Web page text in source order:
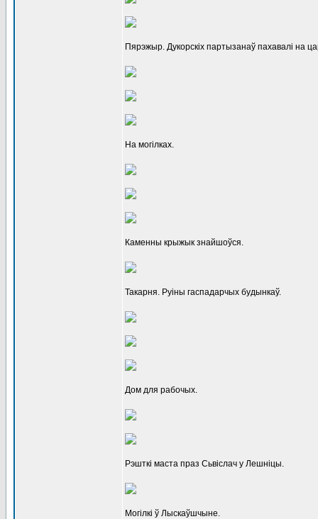
Пярэжыр. Дукорскіх партызанаў пахавалі на
На могілках.
Каменны крыжык знайшоўся.
Такарня. Руіны гаспадарчых будынкаў.
Дом для рабочых.
Рэшткі маста праз Сьвіслач у Лешніцы.
Могілкі ў Лыскаўшчыне.